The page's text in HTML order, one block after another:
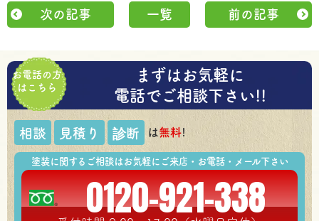
次の記事 一覧 前の記事
お電話の方
はこちら
まずはお気軽に
電話でご相談下さい!!
相談 見積り 診断 は無料!
塗装に関するご相談はお気軽にご来店・お電話・メール下さい
0120-921-338